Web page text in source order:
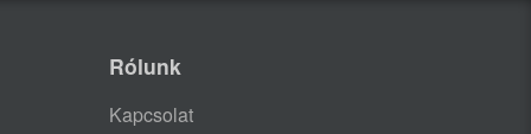
Rólunk
Kapcsolat